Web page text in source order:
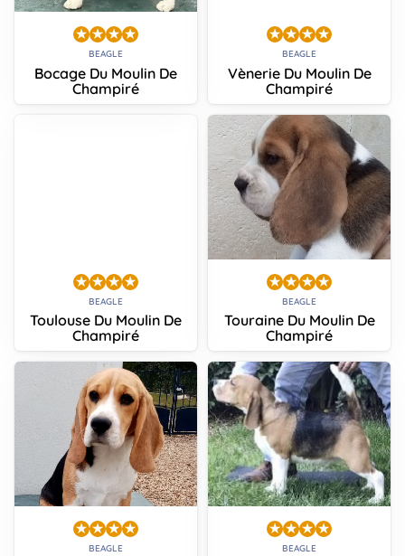
BEAGLE
Bocage Du Moulin De
Champiré
BEAGLE
Vènerie Du Moulin De
Champiré
BEAGLE
Toulouse Du Moulin De
Champiré
BEAGLE
Touraine Du Moulin De
Champiré
BEAGLE BEAGLE